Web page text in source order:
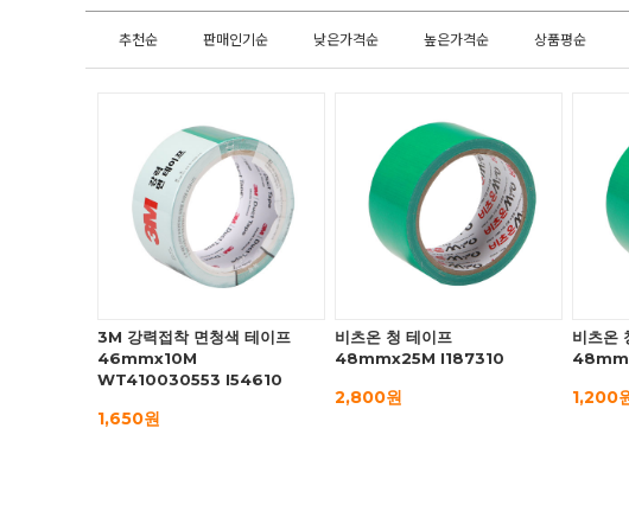
추천순 판매인기순 낮은가격순 높은가격순 상품평순
3M 강력접착 면청색 테이프
46mmx10M
WT410030553 I54610
1,650원
비츠온 청 테이프
48mmx25M I187310
2,800원
비츠온
1,200